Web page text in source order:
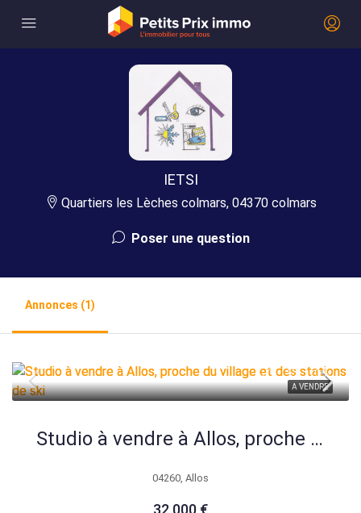
IETSI
Quartiers les Lèches colmars, 04370 colmars
Poser une question
Annonces (1)
A VENDRE
Studio à vendre à Allos, proche du village et des stations de ski
04260, Allos
32 000 €